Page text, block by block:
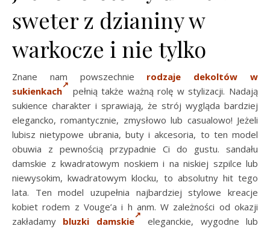
sweter z dzianiny w
warkocze i nie tylko
Znane nam powszechnie
rodzaje dekoltów w
sukienkach
pełnią także ważną rolę w stylizacji. Nadają
sukience charakter i sprawiają, że strój wygląda bardziej
elegancko, romantycznie, zmysłowo lub casualowo! Jeżeli
lubisz nietypowe ubrania, buty i akcesoria, to ten model
obuwia z pewnością przypadnie Ci do gustu. sandału
damskie z kwadratowym noskiem i na niskiej szpilce lub
niewysokim, kwadratowym klocku, to absolutny hit tego
lata. Ten model uzupełnia najbardziej stylowe kreacje
kobiet rodem z Vouge’a i h anm. W zależności od okazji
zakładamy bluzki damskie
eleganckie, wygodne lub